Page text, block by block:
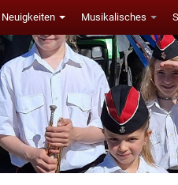
Neuigkeiten Musikalisches